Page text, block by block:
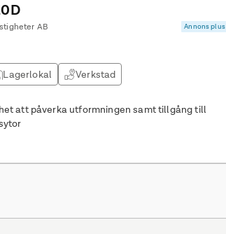
AB Annons plus
Lagerlokal Verkstad
att påverka utformningen samt tillgång till